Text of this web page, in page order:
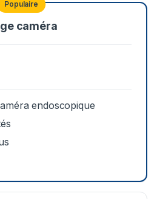
Populaire
caméra
endoscopique